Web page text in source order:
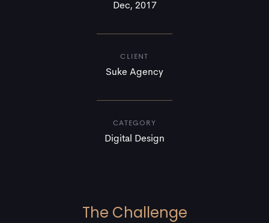
Dec, 2017
CLIENT
Suke Agency
CATEGORY
Digital Design
The Challenge